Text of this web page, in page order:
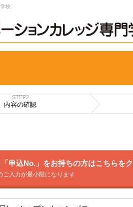
校
STEP2
内容の確認
申込No.」をお持ちの方はこちらを
入力が最小限になります